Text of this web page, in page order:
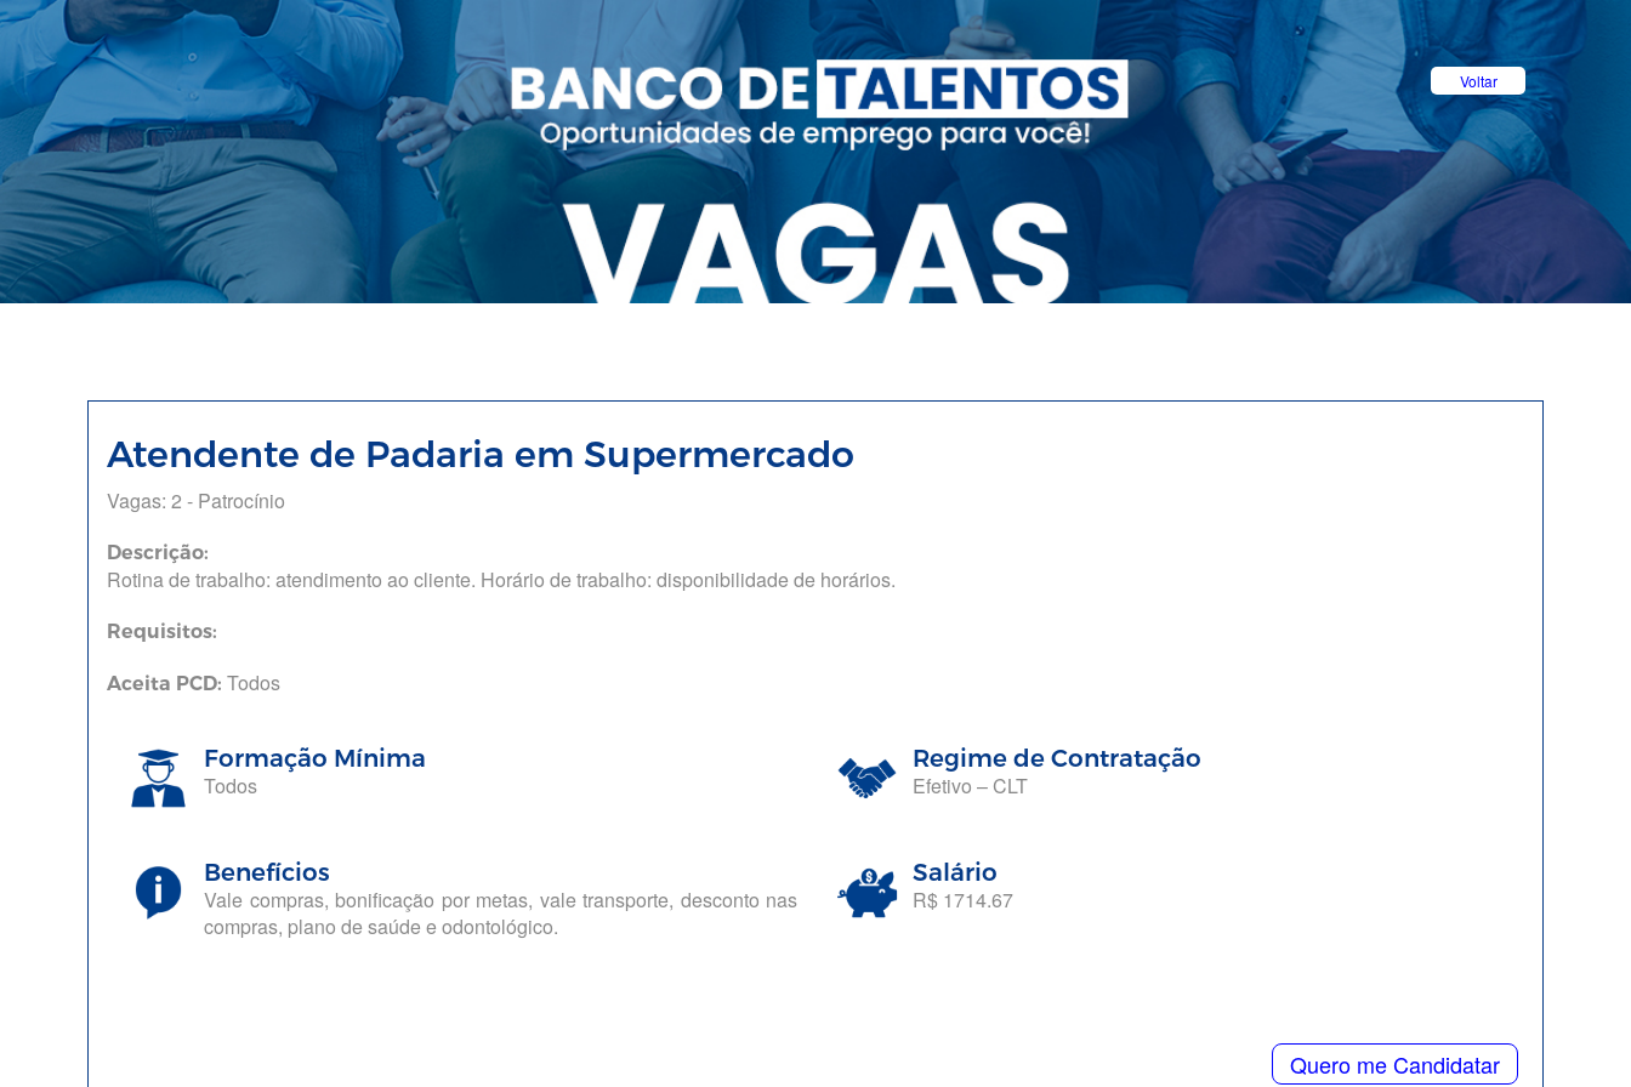
Voltar
Atendente de Padaria em Supermercado
Vagas: 2 - Patrocínio
Descrição:
Rotina de trabalho: atendimento ao cliente. Horário de trabalho: disponibilidade de horários.
Requisitos:
Aceita PCD: Todos
Formação Mínima
Todos
Regime de Contratação
Efetivo – CLT
Benefícios
Vale compras, bonificação por metas, vale transporte, desconto nas
compras, plano de saúde e odontológico.
Salário
R$ 1714.67
Quero me Candidatar